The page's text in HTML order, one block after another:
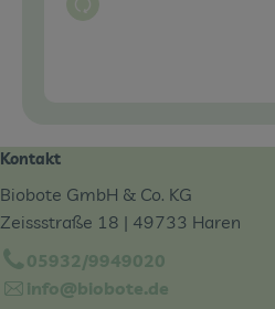
Auswahl ändern
Kontakt
Biobote GmbH & Co. KG
Zeissstraße 18 | 49733 Haren
05932/9949020
info@biobote.de